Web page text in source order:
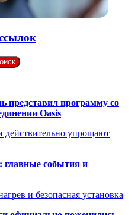
представил программу со
Oasis
действительно упрощают
главные события и
и безопасная установка